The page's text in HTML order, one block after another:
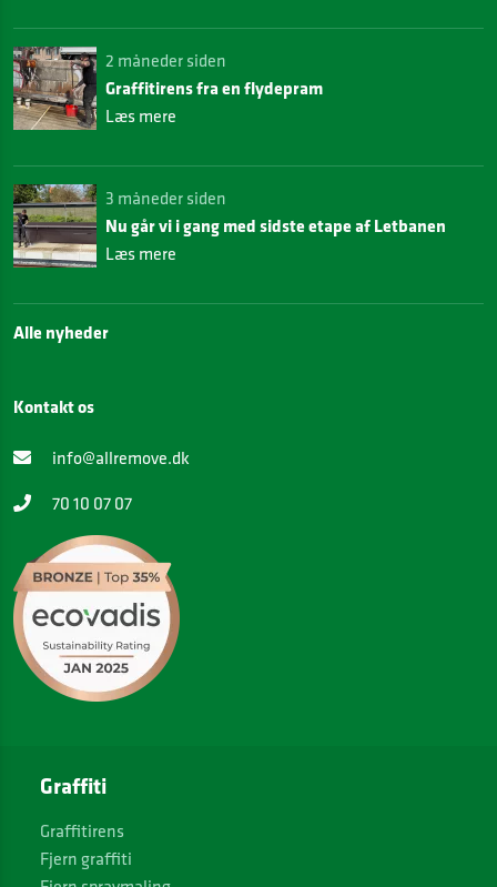
2 måneder siden
Graffitirens fra en flydepram
Læs mere
3 måneder siden
Nu går vi i gang med sidste etape af Letbanen
Læs mere
Alle nyheder
Kontakt os
info@allremove.dk
70 10 07 07
Graffiti
Graffitirens
Fjern graffiti